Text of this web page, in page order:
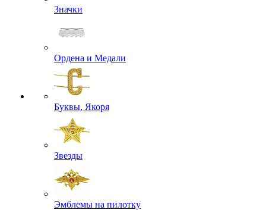
Значки
Ордена и Медали
Буквы, Якоря
Звезды
Эмблемы на пилотку